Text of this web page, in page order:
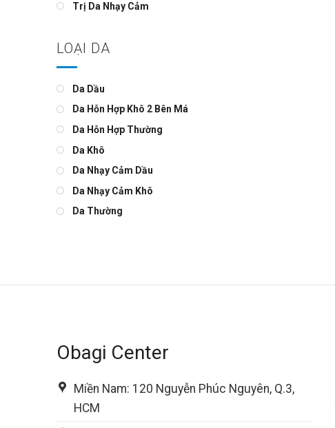
Trị Da Nhạy Cảm
LOẠI DA
Da Dầu
Da Hỗn Hợp Khô 2 Bên Má
Da Hỗn Hợp Thường
Da Khô
Da Nhạy Cảm Dầu
Da Nhạy Cảm Khô
Da Thường
Obagi Center
Miền Nam: 120 Nguyễn Phúc Nguyên, Q.3,
HCM